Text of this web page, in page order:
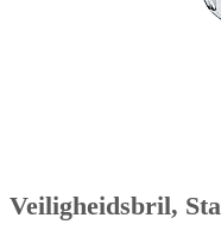
Veiligheidsbril,